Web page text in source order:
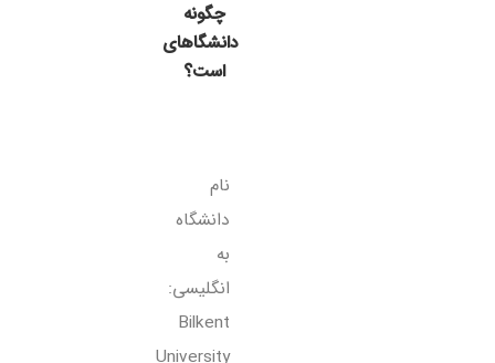
چگونه
دانشگاهای
است؟
نام
دانشگاه
به
انگلیسی:
Bilkent
University